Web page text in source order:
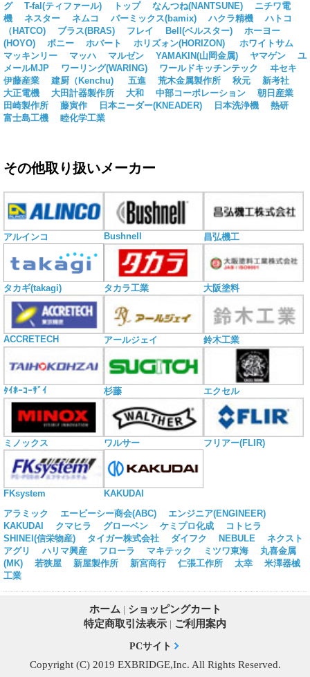
グ
T-fal(ティファール) トップ なんつね(NANTSUNE)
ニチワ電
機
ネスター ネムコ バーミックス(bamix) ハクラ精機
ハトコ
（HATCO)
ブラス(BRAS) フレイ Bell(ベルスター)
ホーヨー
(HOYO)
ボニー ホバート ホリズォン(HORIZON)
ホワイトサム
マッキンリー
マッハ マルゼン YAMAKIN(山岡金属) ヤマゲン
ユ
メールMJP
ワーリング(WARING) ワールドキッチンテック
ヰセキ
伊藤産業
建厨（Kenchu) 五進 荒木金属製作所 秋元
新考社
大正電機
大田計器製作所 大和 中部コーポレーション
朝日産業
田崎製作所
藤寅作 日本ニーダー(KNEADER) 日本洗浄機
熱研
富士島工機
睦化学工業
その他取り扱いメーカー
アルインコ Bushnell 昌弘機工
タカギ(takagi) タカラ工業 大阪塗料
ACCRETECH アールジェイ 鈴木工業
ﾀｲﾎｰｺｰｻﾞｲ 杉藤 エクセル
ミノックス ワルサー フリアー(FLIR)
FKsystem
KAKUDAI
アラミック
エービーシー商会(ABC)
エンジニア(ENGINEER)
KAKUDAI
クマヒラ グローベン ケミプロ化成
コトヒラ
SHINEI(信栄物産)
タイガー株式会社 ダイフク NEBULE
ネクスト
アグリ
ハリマ興産 フローラ マキテック ミツワ東海
丸喜金属
(MK)
若狭屋 新屋製作所 新宮商行 仁張工作所 太幸
米澤器械
工業
ホーム | ショッピングカート
特定商取引法表示 | ご利用案内
PCサイト
Copyright (C) 2019 EXBRIDGE,Inc. All Rights Reserved.